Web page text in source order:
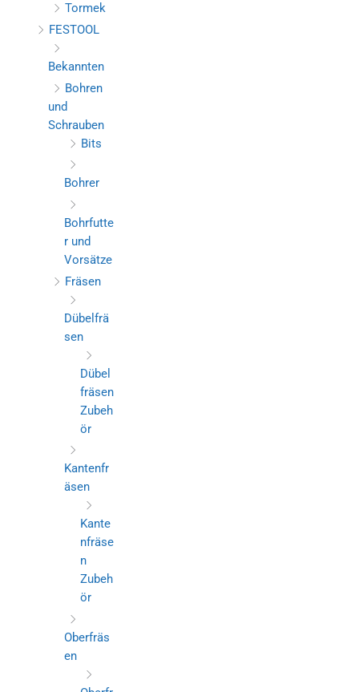
Tormek
FESTOOL
Bekannten
Bohren
und
Schrauben
Bits
Bohrer
Bohrfutte
r und
Vorsätze
Fräsen
Dübelfrä
sen
Dübel
fräsen
Zubeh
ör
Kantenfr
äsen
Kante
nfräse
n
Zubeh
ör
Oberfräs
en